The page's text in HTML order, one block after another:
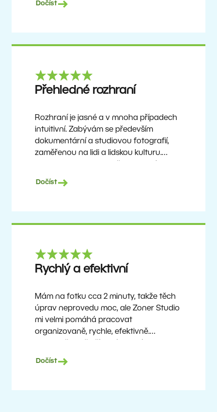
uživatelům, kteří chtějí dosáhnout
pokročilejší funkce, jakmile si na program
Ron
Dočíst
Přehledné rozhraní
Rozhraní je jasné a v mnoha případech
intuitivní. Zabývám se především
dokumentární a studiovou fotografií,
zaměřenou na lidi a lidskou kulturu.
a vylepšuje. Už asi 6 let je mým hlavním
Ulf Söderberg
Dočíst
Rychlý a efektivní
Mám na fotku cca 2 minuty, takže těch
úprav neprovedu moc, ale Zoner Studio
mi velmi pomáhá pracovat
organizovaně, rychle, efektivně.
a přesto mohu nabízet dobré výstupy
Dočíst